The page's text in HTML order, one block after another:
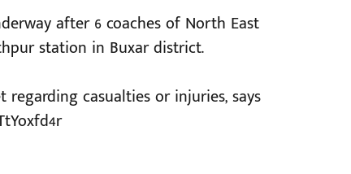
after 6 coaches of North East
station in Buxar district.
casualties or injuries, says